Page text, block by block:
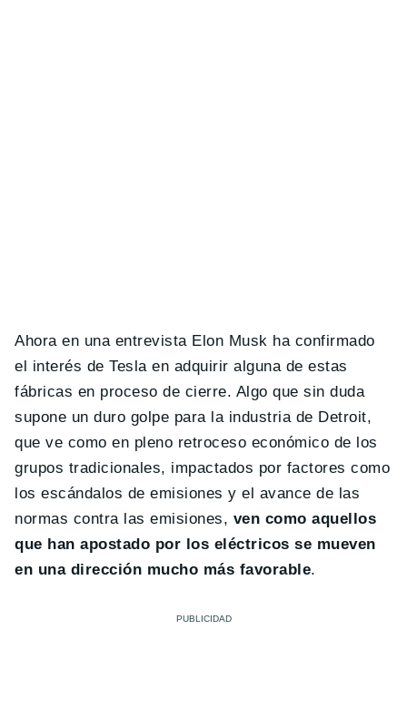
Ahora en una entrevista Elon Musk ha confirmado
el interés de Tesla en adquirir alguna de estas
fábricas en proceso de cierre. Algo que sin duda
supone un duro golpe para la industria de Detroit,
que ve como en pleno retroceso económico de los
grupos tradicionales, impactados por factores como
los escándalos de emisiones y el avance de las
normas contra las emisiones, ven como aquellos
que han apostado por los eléctricos se mueven
en una dirección mucho más favorable.